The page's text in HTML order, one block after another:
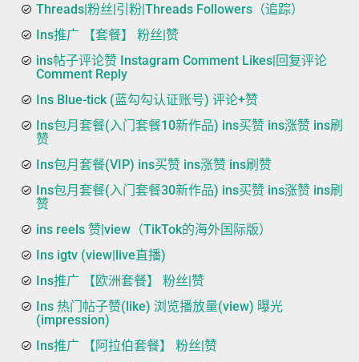
Threads|粉丝|引粉|Threads Followers（追踪）
Ins推广 【套餐】 粉丝|赞
ins帖子评论赞 Instagram Comment Likes|回复评论
Comment Reply
Ins Blue-tick (蓝勾勾认证账号) 评论+赞
Ins包月套餐(入门套餐10新作品) ins买赞 ins涨赞 ins刷
赞
Ins包月套餐(VIP) ins买赞 ins涨赞 ins刷赞
Ins包月套餐(入门套餐30新作品) ins买赞 ins涨赞 ins刷
赞
ins reels 赞|view（TikTok的海外国际版）
Ins igtv (view|live直播)
Ins推广 【欧洲套餐】 粉丝|赞
Ins 热门帖子赞(like) 浏览播放量(view) 曝光
(impression)
Ins推广 【阿拉伯套餐】 粉丝|赞